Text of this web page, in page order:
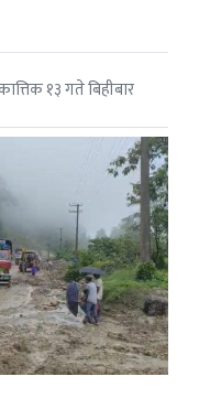
१३ गते बिहीबार